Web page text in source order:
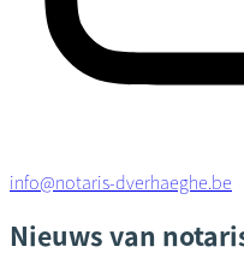
info@notaris-dverhaeghe.be
Nieuws van